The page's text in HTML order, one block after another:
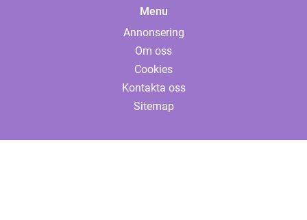
Menu
Annonsering
Om oss
Cookies
Kontakta oss
Sitemap